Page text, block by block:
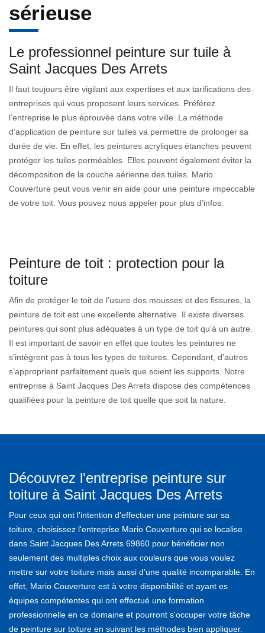
sérieuse
Le professionnel peinture sur tuile à
Saint Jacques Des Arrets
Il faut toujours être vigilant aux expertises et aux tarifications des
entreprises qui vous proposent leurs services. Préférez
l’entreprise le plus éprouvée dans votre ville. La méthode
d’application de peinture sur tuiles va permettre de prolonger sa
durée de vie. En effet, les peintures acryliques étanches peuvent
protéger les tuiles perméables. Elles peuvent également éviter la
décomposition de la couche aérienne des tuiles. Mario
Couverture peut vous venir en aide pour une peinture impeccable
de votre toit. Vous pouvez nous appeler pour plus d’infos.
Peinture de toit : protection pour la
toiture
Afin de protéger le toit de l’usure des mousses et des fissures, la
peinture de toit est une excellente alternative. Il existe diverses
peintures qui sont plus adéquates à un type de toit qu'à un autre.
Il est important de savoir en effet que toutes les peintures ne
s’intègrent pas à tous les types de toitures. Cependant, d’autres
s’approprient parfaitement quels que soient les supports. Notre
entreprise à Saint Jacques Des Arrets dispose des compétences
qualifiées pour la peinture de toit quelle que soit la nature.
Découvrez l'entreprise peinture sur
toiture à Saint Jacques Des Arrets
Pour ceux qui ont l'intention d'effectuer une peinture sur sa
toiture, choisissez l'entreprise Mario Couverture qui se localise
dans Saint Jacques Des Arrets 69860 pour bénéficier non
seulement des multiples choix aux couleurs que vous voulez
mettre sur votre toiture mais aussi d'une qualité incomparable. En
effet, Mario Couverture est à votre disponibilité et ayant es
équipes compétentes qui ont effectué une formation
professionnelle en ce domaine et pourront s'occuper votre tâche
de peinture sur toiture en suivant les méthodes bien appliquer.